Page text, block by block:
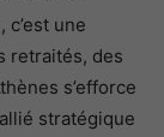
c’est une
retraités, des
s’efforce
stratégique